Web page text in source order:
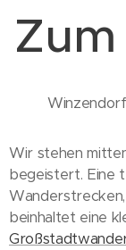
Wir stehen
begeistert. Eine
beinhaltet eine